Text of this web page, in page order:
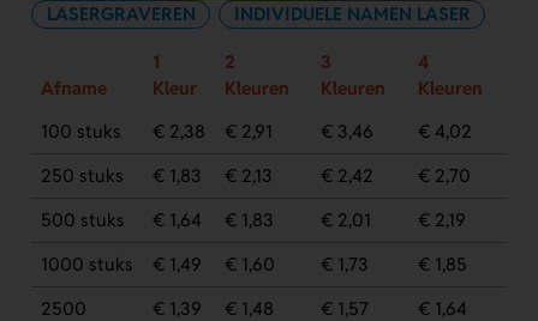
LASERGRAVEREN
INDIVIDUELE NAMEN LASER
Afname
1
Kleur
2
Kleuren
3
Kleuren
4
Kleuren
100 stuks
€ 2,38 € 2,91 € 3,46
€ 4,02
250 stuks
€ 1,83 € 2,13 € 2,42
€ 2,70
500 stuks
€ 1,64 € 1,83 € 2,01
€ 2,19
1000 stuks
€ 1,49 € 1,60 € 1,73
€ 1,85
2500
€ 1,39 € 1,48 € 1,57 € 1,64